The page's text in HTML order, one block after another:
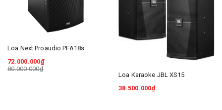
Loa Next Proaudio PFA18s
72.000.000₫
80.000.000₫
Loa Karaoke JBL XS15
38.500.000₫